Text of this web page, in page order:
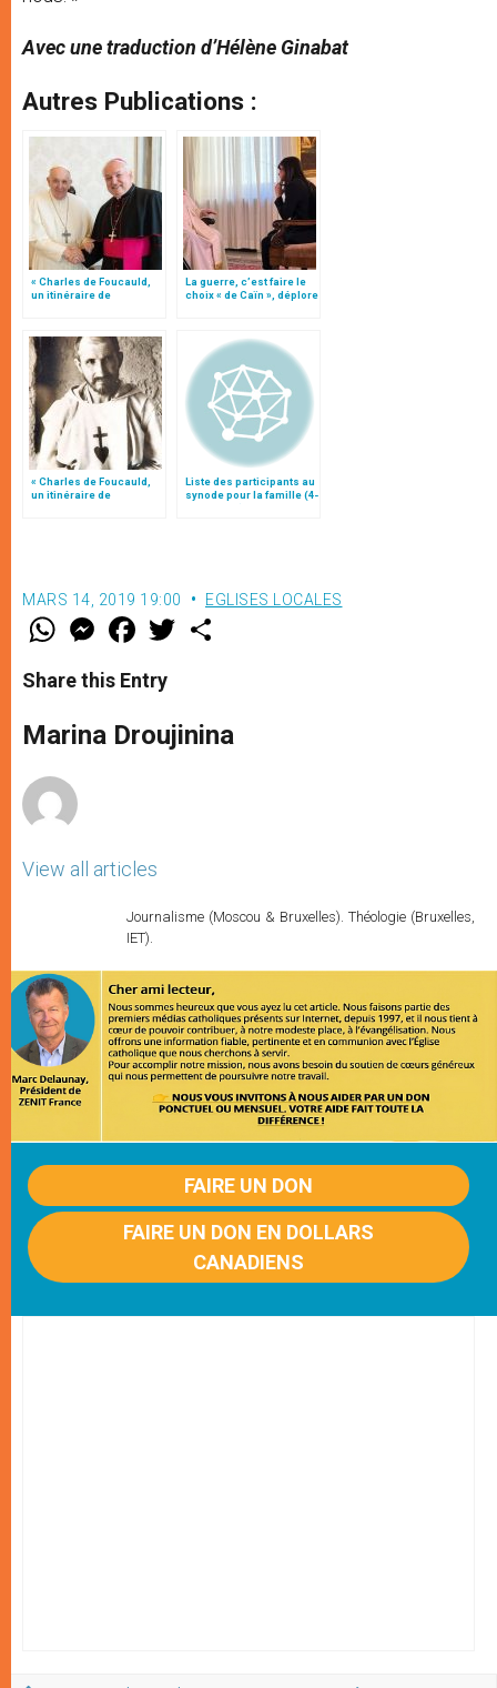
Avec une traduction d’Hélène Ginabat
Autres Publications :
« Charles de Foucauld,
un itinéraire de
La guerre, c’est faire le
choix « de Caïn », déplore
« Charles de Foucauld,
un itinéraire de
Liste des participants au
synode pour la famille (4-
25 octobre)
MARS 14, 2019 19:00 EGLISES LOCALES
W
t
s
p
p
M
e
s
e
g
e
F
a
e
b
o
k
w
r
Share this Entry
Marina Droujinina
View all articles
Journalisme (Moscou & Bruxelles). Théologie (Bruxelles,
IET).
FAIRE UN DON
FAIRE UN DON EN DOLLARS
CANADIENS